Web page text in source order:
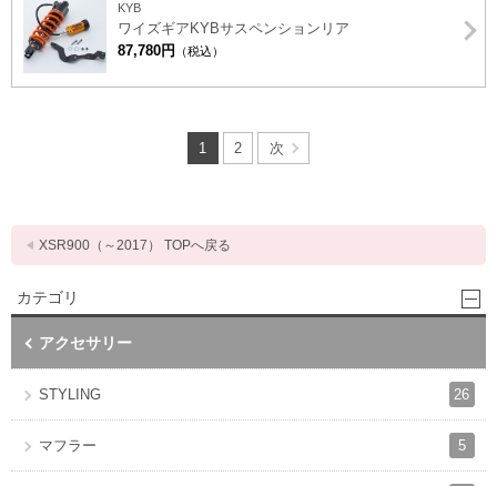
KYB
ワイズギアKYBサスペンションリア
87,780円
（税込）
1 2 次
XSR900（～2017） TOPへ戻る
カテゴリ
アクセサリー
STYLING 26
マフラー 5